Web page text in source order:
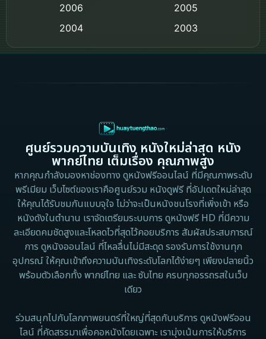
Detective สืบสวน
Disaster
Disney+
Documentary สารคดี
Documentary สารคดี
Drama ดราม่า
Drama ดราม่า
Dystopian
2006
2005
2004
2003
2002
2000
1983
1982
1971
1962
ศูนย์รวมความบันเทิง หนังใหม่ล่าสุด หนัง
พากย์ไทย เต็มเรื่อง คุณภาพสูง
หากคุณกำลังมองหาช่องทาง ดูหนังฟรีออนไลน์ ที่มีคุณภาพระดับ
พรีเมียม เว็บไซต์ของเราคือศูนย์รวม หนังดูฟรี ที่อัปเดตใหม่ล่าสุด
ให้คุณได้รับชมกันแบบจุใจ ไม่ว่าจะเป็นหนังชนโรงที่เพิ่งเข้า หรือ
หนังดังในตำนาน เราจัดเตรียมระบบการ ดูหนังฟรี HD ที่มีความ
ละเอียดคมชัดสูงและโหลดไวที่สุดไว้คอยบริการ สัมผัสประสบการณ์
การ ดูหนังออนไลน์ ที่ไหลลื่นไม่มีสะดุด รองรับการใช้งานทุก
อุปกรณ์ ให้คุณเข้าถึงความบันเทิงระดับโลกได้ง่ายๆ เพียงปลายนิ้ว
พร้อมตัวเลือกทั้ง พากย์ไทย และ ซับไทย ครบทุกอรรถรสในเว็บ
เดียว
ร่วมสนุกไปกับโลกภาพยนตร์ที่ใหญ่ที่สุดกับบริการ ดูหนังฟรีออน
ไลน์ ที่คัดสรรมาเพื่อคอหนังโดยเฉพาะ เรามุ่งเน้นการให้บริการ